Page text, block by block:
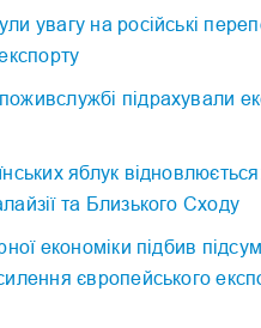
увагу на російські
підрахували
яблук
та Близького Сходу
економіки підбив
європейського